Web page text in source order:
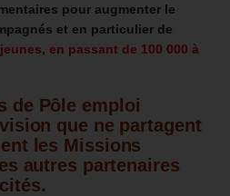
pour augmenter le
et en particulier de
en passant de 100 000 à
de Pôle emploi
que ne partagent
les Missions
autres partenaires